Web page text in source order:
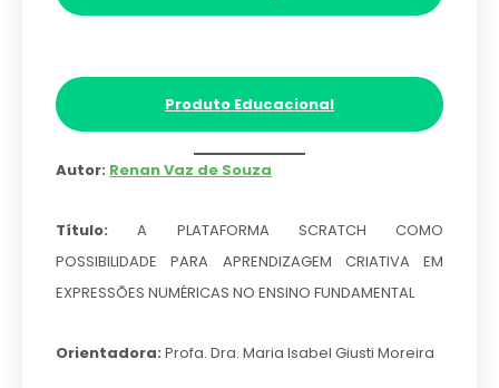
Produto Educacional
Autor: Renan Vaz de Souza
Título:A PLATAFORMA SCRATCH COMO
POSSIBILIDADE PARA APRENDIZAGEM CRIATIVA EM
EXPRESSÕES NUMÉRICAS NO ENSINO FUNDAMENTAL
Orientadora: Profa. Dra. Maria Isabel Giusti Moreira